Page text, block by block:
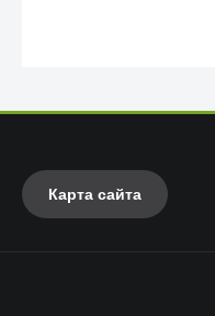
Карта сайта